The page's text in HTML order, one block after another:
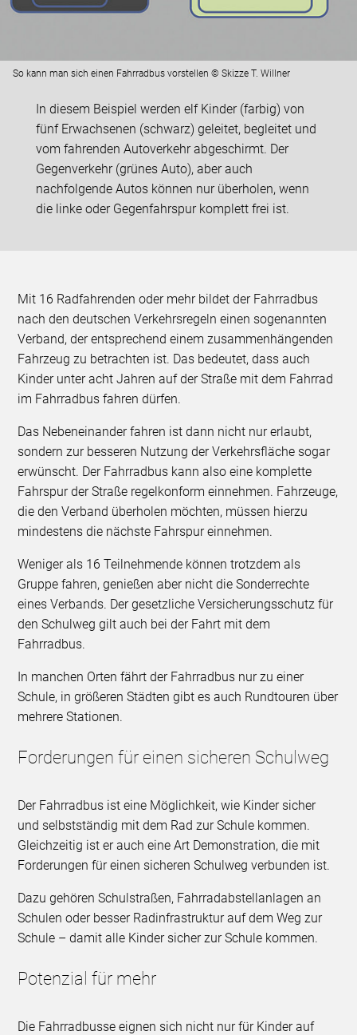
So kann man sich einen Fahrradbus vorstellen © Skizze T. Willner
In diesem Beispiel werden elf Kinder (farbig) von
fünf Erwachsenen (schwarz) geleitet, begleitet und
vom fahrenden Autoverkehr abgeschirmt. Der
Gegenverkehr (grünes Auto), aber auch
nachfolgende Autos können nur überholen, wenn
die linke oder Gegenfahrspur komplett frei ist.
Mit 16 Radfahrenden oder mehr bildet der Fahrradbus
nach den deutschen Verkehrsregeln einen sogenannten
Verband, der entsprechend einem zusammenhängenden
Fahrzeug zu betrachten ist. Das bedeutet, dass auch
Kinder unter acht Jahren auf der Straße mit dem Fahrrad
im Fahrradbus fahren dürfen.
Das Nebeneinander fahren ist dann nicht nur erlaubt,
sondern zur besseren Nutzung der Verkehrsfläche sogar
erwünscht. Der Fahrradbus kann also eine komplette
Fahrspur der Straße regelkonform einnehmen. Fahrzeuge,
die den Verband überholen möchten, müssen hierzu
mindestens die nächste Fahrspur einnehmen.
Weniger als 16 Teilnehmende können trotzdem als
Gruppe fahren, genießen aber nicht die Sonderrechte
eines Verbands. Der gesetzliche Versicherungsschutz für
den Schulweg gilt auch bei der Fahrt mit dem
Fahrradbus.
In manchen Orten fährt der Fahrradbus nur zu einer
Schule, in größeren Städten gibt es auch Rundtouren über
mehrere Stationen.
Forderungen für einen sicheren Schulweg
Der Fahrradbus ist eine Möglichkeit, wie Kinder sicher
und selbstständig mit dem Rad zur Schule kommen.
Gleichzeitig ist er auch eine Art Demonstration, die mit
Forderungen für einen sicheren Schulweg verbunden ist.
Dazu gehören Schulstraßen, Fahrradabstellanlagen an
Schulen oder besser Radinfrastruktur auf dem Weg zur
Schule – damit alle Kinder sicher zur Schule kommen.
Potenzial für mehr
Die Fahrradbusse eignen sich nicht nur für Kinder auf